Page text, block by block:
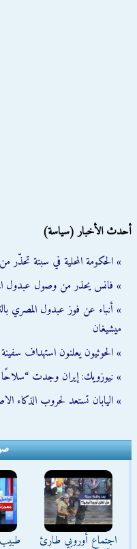
أحدث الأخبار (سياسة)
» الحكومة المحلية في سبتة تحذّر
» فانس يحذر من وصول عبدول
» أنباء عن فوز عبدول المصري
ميشيغان
» الحوثيون يعلنون استهداف
» نيوزويك: إيران وجدت “سلاحًا
» اليابان تستعد لحروب الذكاء
اجتماع أوروبي طارئ